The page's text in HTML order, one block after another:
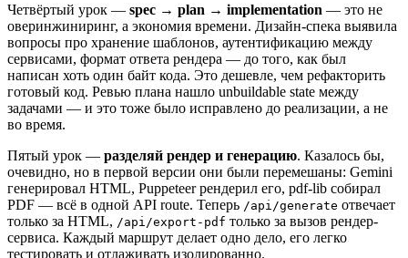
Четвёртый урок — spec → plan → implementation — это не
оверинжиниринг, а экономия времени. Дизайн-спека выявила
вопросы про хранение шаблонов, аутентификацию между
сервисами, формат ответа рендера — до того, как был
написан хоть один байт кода. Это дешевле, чем рефакторить
готовый код. Ревью плана нашло unbuildable state между
задачами — и это тоже было исправлено до реализации, а не
во время.
Пятый урок — разделяй рендер и генерацию. Казалось бы,
очевидно, но в первой версии они были перемешаны: Gemini
генерировал HTML, Puppeteer рендерил его, pdf-lib собирал
PDF — всё в одной API route. Теперь /api/generate отвечает
только за HTML, /api/export-pdf только за вызов рендер-
сервиса. Каждый маршрут делает одно дело, его легко
тестировать и отлаживать изолированно.